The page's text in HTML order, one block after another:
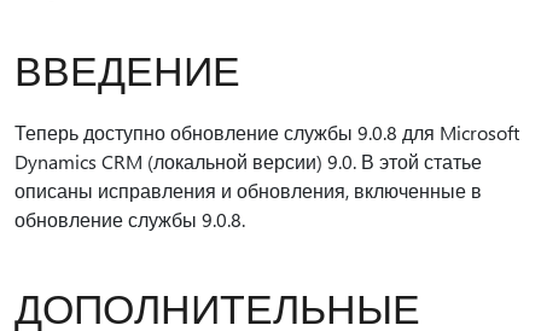
ВВЕДЕНИЕ
Теперь доступно обновление службы 9.0.8 для Microsoft
Dynamics CRM (локальной версии) 9.0. В этой статье
описаны исправления и обновления, включенные в
обновление службы 9.0.8.
ДОПОЛНИТЕЛЬНЫЕ